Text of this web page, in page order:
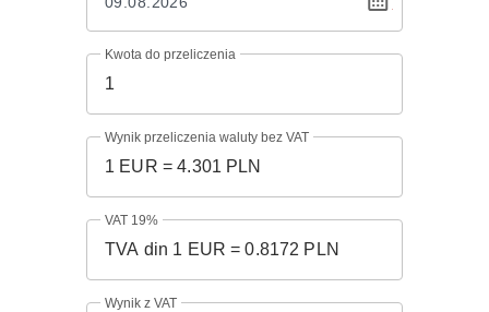
Kwota do przeliczenia
Wynik przeliczenia waluty bez VAT
VAT 19%
Wynik z VAT